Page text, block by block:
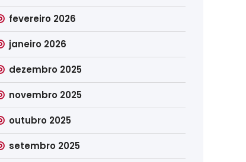
fevereiro 2026
janeiro 2026
dezembro 2025
novembro 2025
outubro 2025
setembro 2025